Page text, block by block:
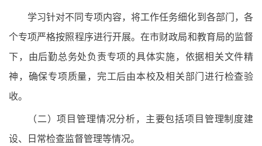
学习针对不同专项内容，将工作任务细化到各部门，各
个专项严格按照程序进行开展。在市财政局和教育局的监督
下，由后勤总务处负责专项的具体实施，依据相关文件精
神，确保专项质量，完工后由本校及相关部门进行检查验
收。
（二）项目管理情况分析，主要包括项目管理制度建
设、日常检查监督管理等情况。